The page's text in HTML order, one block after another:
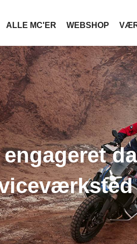
ALLE MC'ER WEBSHOP